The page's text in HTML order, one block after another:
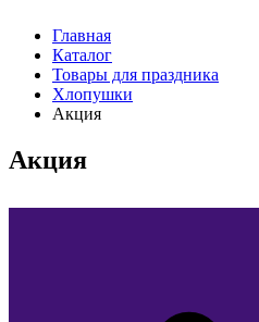
Главная
Каталог
Товары для праздника
Хлопушки
Акция
Акция